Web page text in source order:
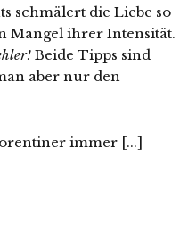
schmälert die Liebe so
Mangel ihrer Intensität.
Beide Tipps sind
aber nur den
immer [...]